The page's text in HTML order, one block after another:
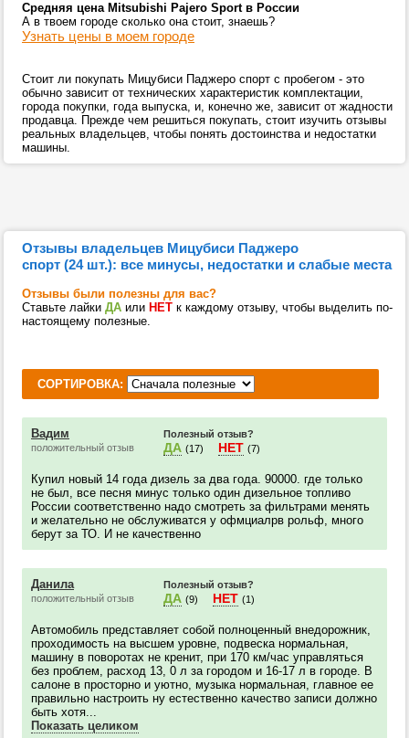
Средняя цена Mitsubishi Pajero Sport в России
А в твоем городе сколько она стоит, знаешь?
Узнать цены в моем городе
Стоит ли покупать Мицубиси Паджеро спорт с пробегом - это
обычно зависит от технических характеристик комплектации,
города покупки, года выпуска, и, конечно же, зависит от жадности
продавца. Прежде чем решиться покупать, стоит изучить отзывы
реальных владельцев, чтобы понять достоинства и недостатки
машины.
Отзывы владельцев Мицубиси Паджеро
спорт (24 шт.): все минусы, недостатки и слабые места
Отзывы были полезны для вас?
Ставьте лайки ДА или НЕТ к каждому отзыву, чтобы выделить по-
настоящему полезные.
СОРТИРОВКА:
Вадим
положительный отзыв
Полезный отзыв?
ДА (17) НЕТ (7)
Купил новый 14 года дизель за два года. 90000. где только
не был, все песня минус только один дизельное топливо
России соответственно надо смотреть за фильтрами менять
и желательно не обслуживатся у офмциалрв рольф, много
берут за ТО. И не качественно
Данила
положительный отзыв
Полезный отзыв?
ДА (9) НЕТ (1)
Автомобиль представляет собой полноценный внедорожник,
проходимость на высшем уровне, подвеска нормальная,
машину в поворотах не кренит, при 170 км/час управляться
без проблем, расход 13, 0 л за городом и 16-17 л в городе. В
салоне в просторно и уютно, музыка нормальная, главное ее
правильно настроить ну естественно качество записи должно
быть хотя...
Показать целиком